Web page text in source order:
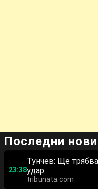
Последни
23:38
Тунчев: Ще
удар
tribunata.com